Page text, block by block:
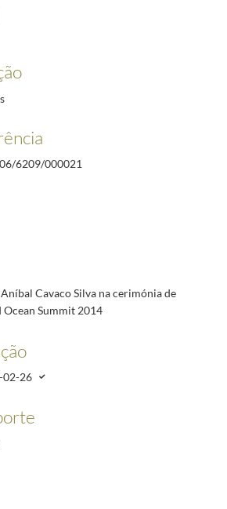
do Presidente Aníbal Cavaco Silva na cerimónia de
do Presidente Aníbal Cavaco Silva no encontro com a
do Presidente Aníbal Cavaco Silva por ocasião da
ao país do Presidente Aníbal Cavaco Silva sobre as
do Presidente Aníbal Cavaco Silva por ocasião da
do Presidente Aníbal Cavaco Silva na sessão de
6209/000021
Cavaco Silva na cerimónia de
Summit 2014
02-26